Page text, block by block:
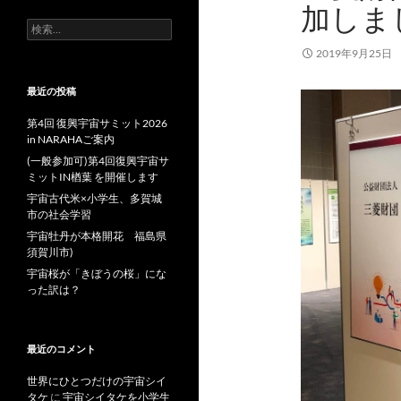
加しま
2019年9月25日
検
索:
最近の投稿
第4回 復興宇宙サミット2026
in NARAHAご案内
(一般参加可)第4回復興宇宙サ
ミットIN楢葉 を開催します
宇宙古代米×小学生、多賀城
市の社会学習
宇宙牡丹が本格開花 福島県
須賀川市)
宇宙桜が「きぼうの桜」にな
った訳は？
最近のコメント
世界にひとつだけの宇宙シイ
タケ に 宇宙シイタケを小学生